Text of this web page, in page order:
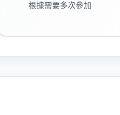
根據需要多次參加